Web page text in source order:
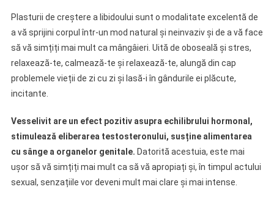
Plasturii de creștere a libidoului sunt o modalitate excelentă de
a vă sprijini corpul într-un mod natural și neinvaziv și de a vă face
să vă simțiți mai mult ca mângâieri. Uită de oboseală și stres,
relaxează-te, calmează-te și relaxează-te, alungă din cap
problemele vieții de zi cu zi și lasă-i în gândurile ei plăcute,
incitante.
Vesselivit are un efect pozitiv asupra echilibrului hormonal,
stimulează eliberarea testosteronului, susține alimentarea
cu sânge a organelor genitale. Datorită acestuia, este mai
ușor să vă simțiți mai mult ca să vă apropiați și, în timpul actului
sexual, senzațiile vor deveni mult mai clare și mai intense.